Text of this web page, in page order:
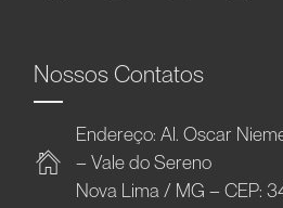
Nossos Contatos
Endereço: Al. Oscar
– Vale do Sereno
Nova Lima / MG – CEP: